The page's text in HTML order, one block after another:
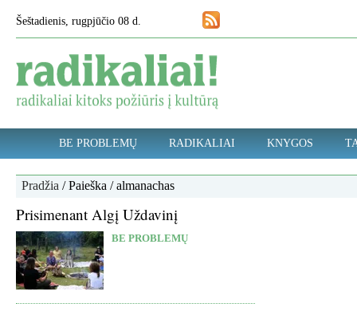
Šeštadienis, rugpjūčio 08 d.
BE PROBLEMŲ RADIKALIAI KNYGOS
Pradžia / Paieška / almanachas
Prisimenant Algį Uždavinį
BE PROBLEMŲ